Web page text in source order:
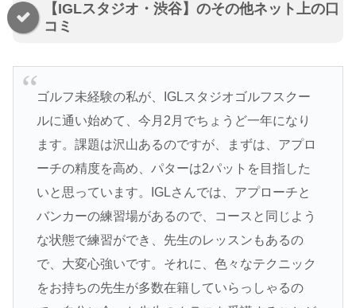
【IGLスタジオ・渋谷】のその他ネット上の口
コミ
ゴルフ未経験の私が、IGLスタジオゴルフスクー
ルに通い始めて、今月2月でちょうど一年になり
ます。課題は沢山あるのですが、まずは、アプロ
ーチの精度を高め、パターは2パットを目指した
いと思っています。IGLさんでは、アプローチと
バンカーの練習場があるので、コースと同じよう
な状態で練習ができ、先生のレッスンもあるの
で、大変心強いです。それに、色々なテクニック
をお持ちの先生が多数在籍していらっしゃるの